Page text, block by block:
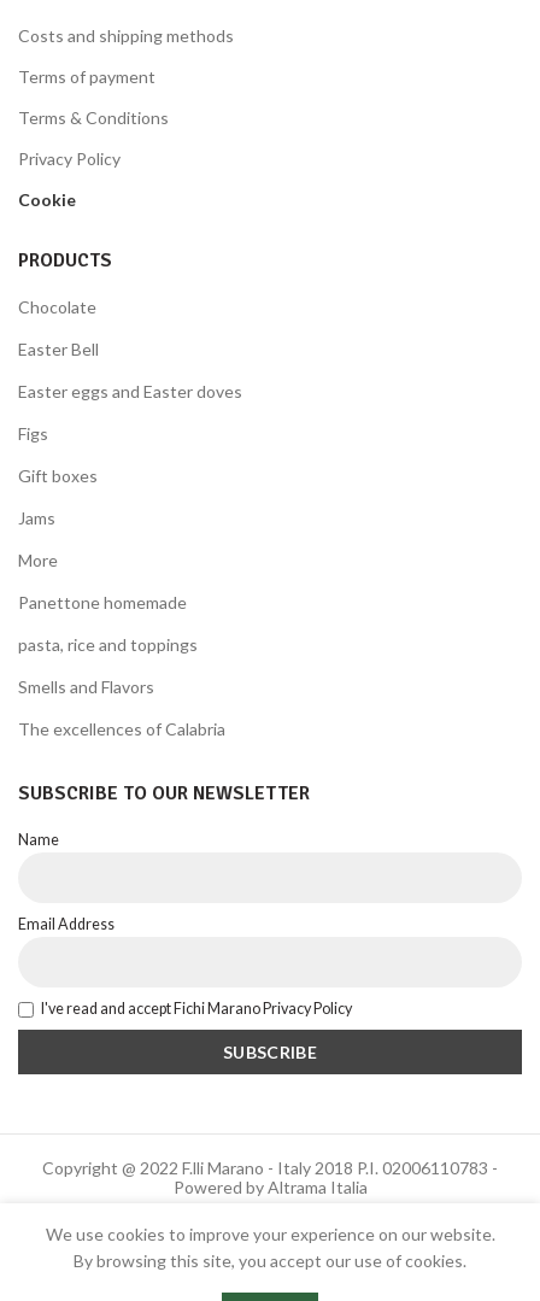
Costs and shipping methods
Terms of payment
Terms & Conditions
Privacy Policy
Cookie
PRODUCTS
Chocolate
Easter Bell
Easter eggs and Easter doves
Figs
Gift boxes
Jams
More
Panettone homemade
pasta, rice and toppings
Smells and Flavors
The excellences of Calabria
SUBSCRIBE TO OUR NEWSLETTER
Name
Email Address
I've read and accept Fichi Marano Privacy Policy
Copyright @ 2022 F.lli Marano - Italy 2018 P.I. 02006110783 -
Powered by Altrama Italia
English
We use cookies to improve your experience on our website.
By browsing this site, you accept our use of cookies.